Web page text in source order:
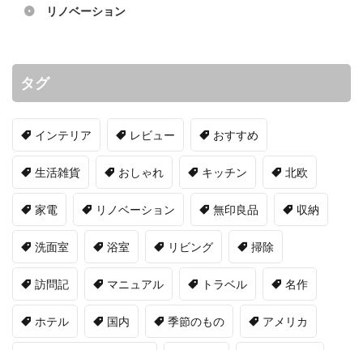
リノベーション
タグ
インテリア レビュー おすすめ
生活雑貨 おしゃれ キッチン 北欧
家電 リノベーション 無印良品 収納
洗面室 浴室 リビング 掃除
訪問記 マニュアル トラベル 名作
ホテル 国内 季節のもの アメリカ